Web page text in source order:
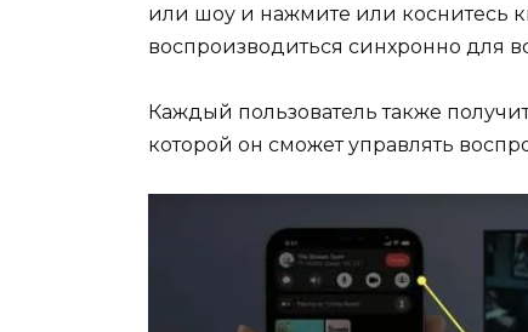
или шоу и нажмите или коснитесь
воспроизводиться синхронно для
Каждый пользователь также
которой он сможет управлять